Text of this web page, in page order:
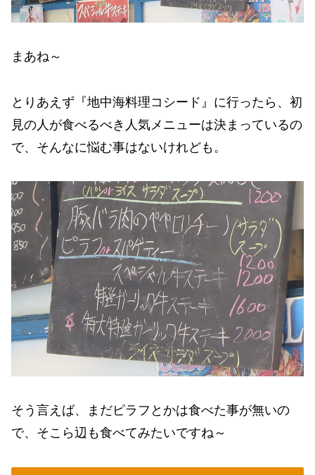
まあね～
とりあえず『地中海料理コシード』に行ったら、初
見の人が食べるべき人気メニューは決まっているの
で、そんなに悩む事はないけれども。
そう言えば、まだピラフとかは食べた事が無いの
で、そこら辺も食べてみたいですね～